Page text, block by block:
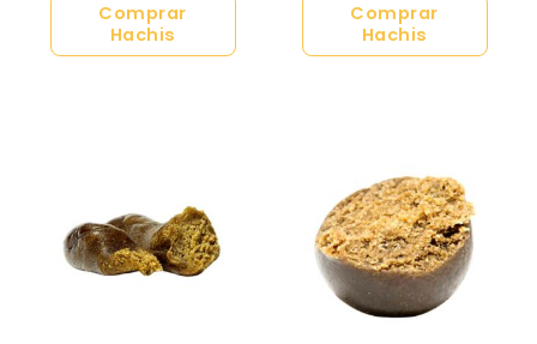
Comprar
Hachis
Comprar
Hachis